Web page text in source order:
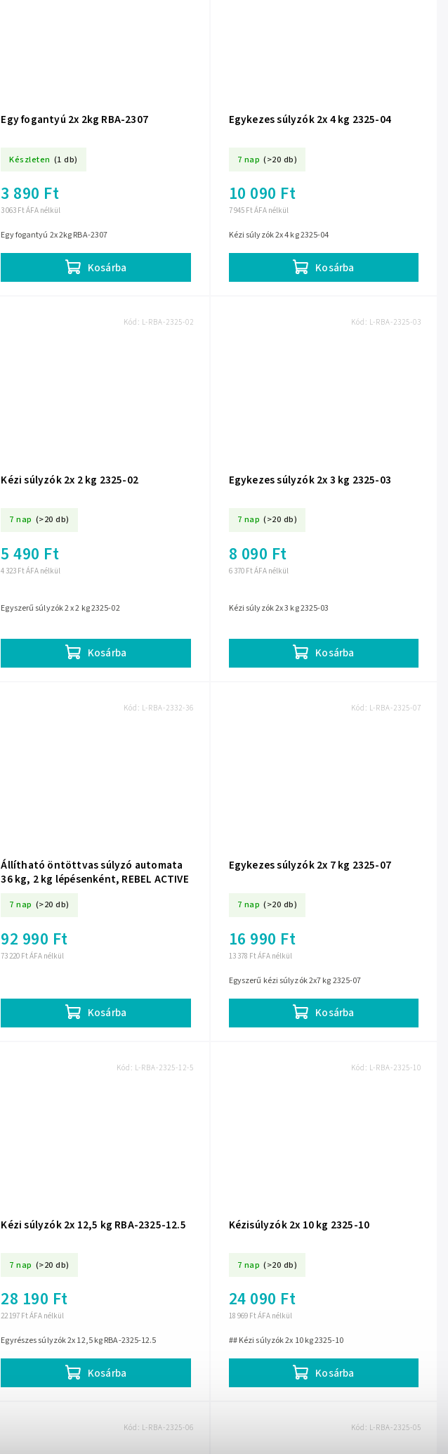
Egy fogantyú 2x 2kg RBA-2307
Készleten (1 db)
3 063 Ft ÁFA nélkül
3 890 Ft
Kosárba
Egy fogantyú 2x 2kg RBA-2307
Egykezes súlyzók 2x 4 kg 2325-04
7 nap (>20 db)
7 945 Ft ÁFA nélkül
10 090 Ft
Kosárba
Kézi súlyzók 2x 4 kg 2325-04
Kézi súlyzók 2x 2 kg 2325-02
7 nap (>20 db)
4 323 Ft ÁFA nélkül
5 490 Ft
Kosárba
Egyszerű súlyzók 2 x 2 kg 2325-02
Kód: L-RBA-2325-02
Egykezes súlyzók 2x 3 kg 2325-03
7 nap (>20 db)
6 370 Ft ÁFA nélkül
8 090 Ft
Kosárba
Kézi súlyzók 2x 3 kg 2325-03
Kód: L-RBA-2325-03
Állítható öntöttvas súlyzó automata
36 kg, 2 kg lépésenként, REBEL ACTIVE
7 nap (>20 db)
73 220 Ft ÁFA nélkül
92 990 Ft
Kosárba
Kód: L-RBA-2332-36
Egykezes súlyzók 2x 7 kg 2325-07
7 nap (>20 db)
13 378 Ft ÁFA nélkül
16 990 Ft
Kosárba
Egyszerű kézi súlyzók 2x7 kg 2325-07
Kód: L-RBA-2325-07
Kézi súlyzók 2x 12,5 kg RBA-2325-12.5
7 nap (>20 db)
22 197 Ft ÁFA nélkül
28 190 Ft
Kosárba
Egyrészes súlyzók 2x 12,5 kg RBA-2325-12.5
Kód: L-RBA-2325-12-5
Kézisúlyzók 2x 10 kg 2325-10
7 nap (>20 db)
18 969 Ft ÁFA nélkül
24 090 Ft
Kosárba
## Kézi súlyzók 2x 10 kg 2325-10
Kód: L-RBA-2325-10
Kód: L-RBA-2325-06 Kód: L-RBA-2325-05